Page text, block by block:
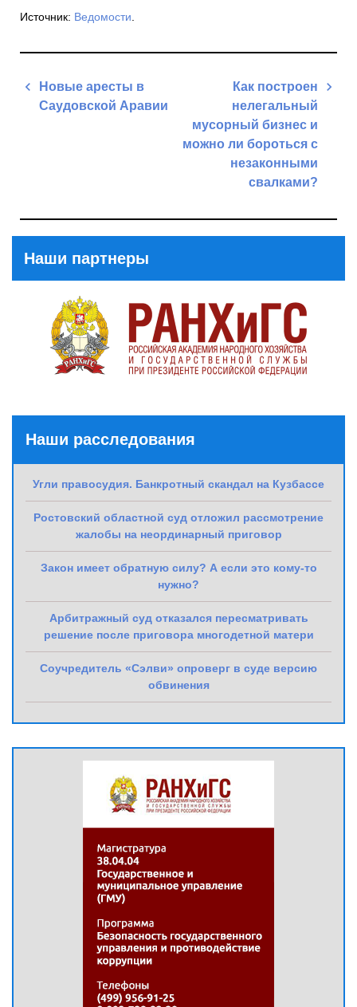
Источник: Ведомости
Навигация
записям
Новые аресты в
Саудовской Аравии
Как построен
нелегальный
мусорный бизнес и
можно ли бороться с
незаконными
свалками?
Наши партнеры
Наши расследования
Угли правосудия. Банкротный скандал на Кузбассе
Ростовский областной суд отложил рассмотрение
жалобы на неординарный приговор
Закон имеет обратную силу? А если это кому-то
нужно?
Арбитражный суд отказался пересматривать
решение после приговора многодетной матери
Соучредитель «Сэлви» опроверг в суде версию
обвинения